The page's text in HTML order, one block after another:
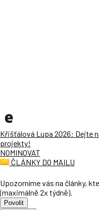
Křišťálová Lupa 2026: Dejte
projekty!
NOMINOVAT
ČLÁNKY DO MAILU
Upozorníme vás na články,
(maximálně 2x týdně).
Povolit